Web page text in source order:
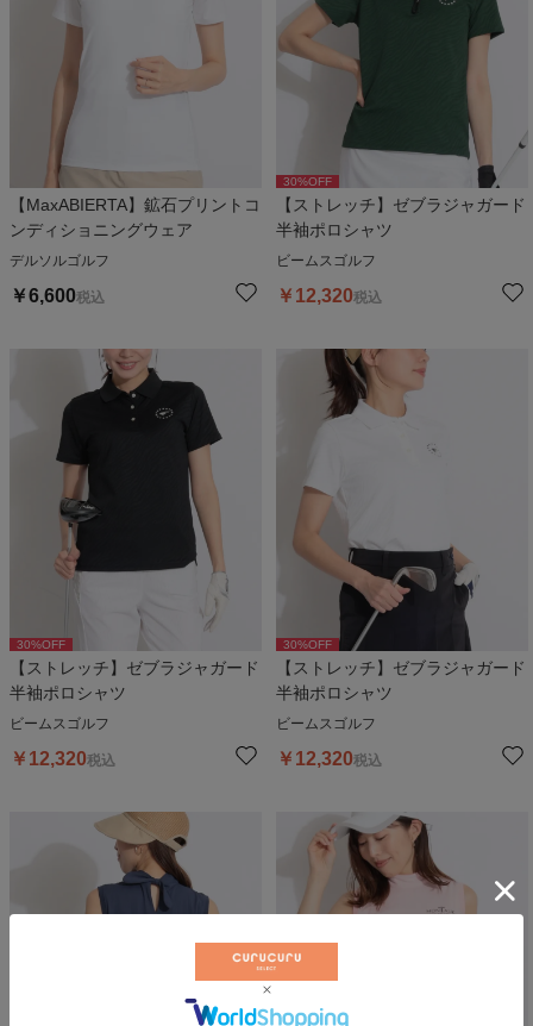
【MaxABIERTA】鉱石プリントコ
ンディショニングウェア
デルソルゴルフ
￥6,600税込
30%OFF
【ストレッチ】ゼブラジャガード
半袖ポロシャツ
ビームスゴルフ
￥ 12,320税込
30%OFF
【ストレッチ】ゼブラジャガード
半袖ポロシャツ
ビームスゴルフ
￥ 12,320税込
30%OFF
【ストレッチ】ゼブラジャガード
半袖ポロシャツ
ビームスゴルフ
￥ 12,320税込